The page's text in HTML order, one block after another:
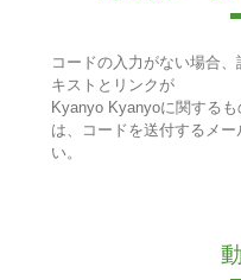
コードの入力がない場合
キストとリンクが
Kyanyo Kyanyoに関する
は、コードを送付するメ
い。